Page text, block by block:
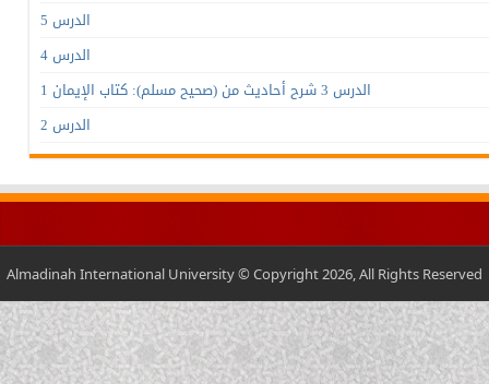
الدرس 5
الدرس 4
الدرس 3 شرح أحاديث من (صحيح مسلم): كتاب الإيمان 1
الدرس 2
Almadinah International University © Copyright 2026, All Rights Reserved